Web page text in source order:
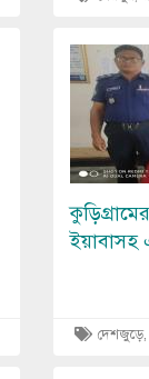
Image
ইয়াবাসহ
দেশজুড়ে,